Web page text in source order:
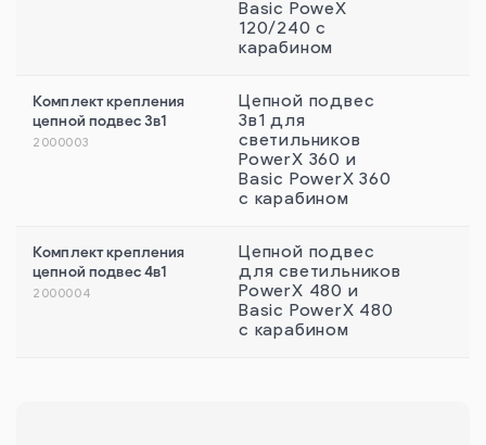
Basic PoweX
120/240 с
карабином
Комплект крепления
цепной подвес 3в1
2000003
Цепной подвес
3в1 для
светильников
PowerX 360 и
Basic PowerX 360
с карабином
Комплект крепления
цепной подвес 4в1
2000004
Цепной подвес
для светильников
PowerX 480 и
Basic PowerX 480
с карабином